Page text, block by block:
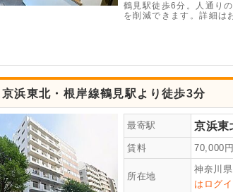
鶴見駅徒歩6分。人通り
を削減できます。詳細は
浜東北・根岸線鶴見駅より徒歩3分
最寄駅 京浜東
賃料 70,000
所在地
神奈川
はログ